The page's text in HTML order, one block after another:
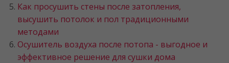
Как просушить стены после затопления,
высушить потолок и пол традиционными
методами
Осушитель воздуха после потопа - выгодное и
эффективное решение для сушки дома